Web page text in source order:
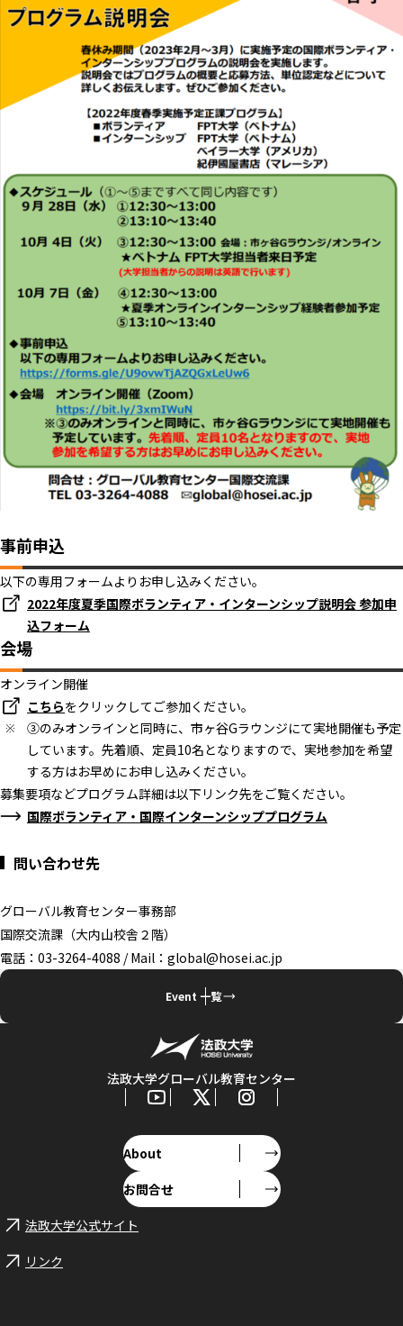
事前申込
以下の専用フォームよりお申し込みください。
2022年度夏季国際ボランティア・インターンシップ説明会 参加申
込フォーム
会場
オンライン開催
こちらをクリックしてご参加ください。
③のみオンラインと同時に、市ヶ谷Gラウンジにて実地開催も予定
しています。先着順、定員10名となりますので、実地参加を希望
する方はお早めにお申し込みください。
募集要項などプログラム詳細は以下リンク先をご覧ください。
国際ボランティア・国際インターンシッププログラム
問い合わせ先
グローバル教育センター事務部
国際交流課（大内山校舎２階）
電話：03-3264-4088 / Mail：global@hosei.ac.jp
Event 一覧
法政大学グローバル教育センター
About
お問合せ
法政大学公式サイト
リンク